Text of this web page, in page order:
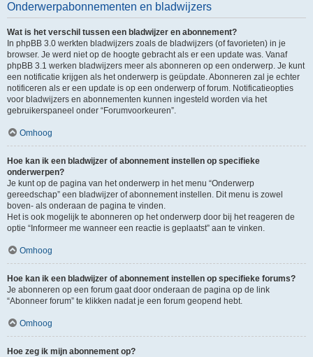
Onderwerpabonnementen en bladwijzers
Wat is het verschil tussen een bladwijzer en abonnement?
In phpBB 3.0 werkten bladwijzers zoals de bladwijzers (of favorieten) in je
browser. Je werd niet op de hoogte gebracht als er een update was. Vanaf
phpBB 3.1 werken bladwijzers meer als abonneren op een onderwerp. Je kunt
een notificatie krijgen als het onderwerp is geüpdate. Abonneren zal je echter
notificeren als er een update is op een onderwerp of forum. Notificatieopties
voor bladwijzers en abonnementen kunnen ingesteld worden via het
gebruikerspaneel onder “Forumvoorkeuren”.
Omhoog
Hoe kan ik een bladwijzer of abonnement instellen op specifieke
onderwerpen?
Je kunt op de pagina van het onderwerp in het menu “Onderwerp
gereedschap” een bladwijzer of abonnement instellen. Dit menu is zowel
boven- als onderaan de pagina te vinden.
Het is ook mogelijk te abonneren op het onderwerp door bij het reageren de
optie “Informeer me wanneer een reactie is geplaatst” aan te vinken.
Omhoog
Hoe kan ik een bladwijzer of abonnement instellen op specifieke forums?
Je abonneren op een forum gaat door onderaan de pagina op de link
“Abonneer forum” te klikken nadat je een forum geopend hebt.
Omhoog
Hoe zeg ik mijn abonnement op?